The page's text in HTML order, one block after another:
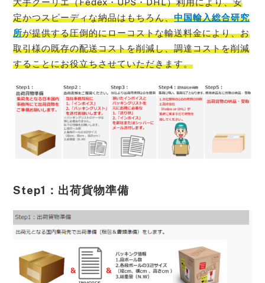
大手クーリエ（Fedex・UPS・DHL）利用により、安
定かつスピーディな納品はもちろん、中国輸入総合研究
所が提供する圧倒的にローコストな輸送料金により、お
取引様の既存の配送コストを削減し、調達コストを削減
することにお役立ちさせていただきます。
Step1：出荷貨物準備